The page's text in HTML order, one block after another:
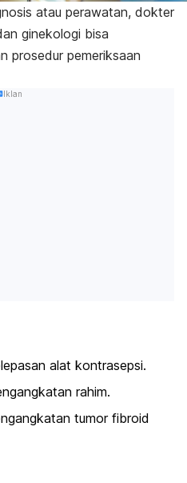
atau perawatan, dokter
ginekologi bisa
prosedur pemeriksaan
Iklan
alat kontrasepsi.
rahim.
tumor fibroid